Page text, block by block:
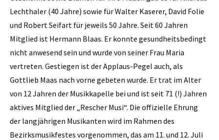
Lechthaler (40 Jahre) sowie für Walter Kaserer, David Folie
und Robert Seifart für jeweils 50 Jahre. Seit 60 Jahren
Mitglied ist Hermann Blaas. Er konnte gesundheitsbedingt
nicht anwesend sein und wurde von seiner Frau Maria
vertreten. Gestiegen ist der Applaus-Pegel auch, als
Gottlieb Maas nach vorne gebeten wurde. Er trat im Alter
von 12 Jahren der Musikkapelle bei und ist seit 71 (!) Jahren
aktives Mitglied der „Rescher Musi“. Die offizielle Ehrung
der langjährigen Musikanten wird im Rahmen des
Bezirksmusikfestes vorgenommen, das am 11. und 12. Juli